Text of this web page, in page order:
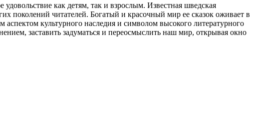
как детям, так и взрослым. Известная шведская
поколений читателей. Богатый и красочный мир ее сказок оживает в
культурного наследия и символом высокого литературного
заставить задуматься и переосмыслить наш мир, открывая окно